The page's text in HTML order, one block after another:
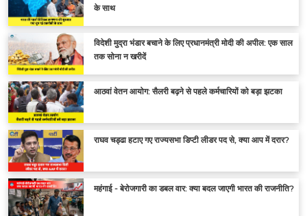
के साथ
विदेशी मुद्रा भंडार बचाने के लिए प्रधानमंत्री मोदी की अपील: एक साल
तक सोना न खरीदें
आठवां वेतन आयोग: सैलरी बढ़ने से पहले कर्मचारियों को बड़ा झटका
राघव चड्ढा हटाए गए राज्यसभा डिप्टी लीडर पद से, क्या आप में दरार?
महंगाई - बेरोजगारी का डबल वार: क्या बदल जाएगी भारत की राजनीति?